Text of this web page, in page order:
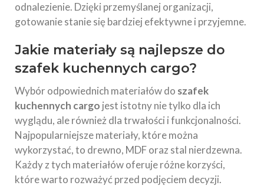
odnalezienie. Dzięki przemyślanej organizacji,
gotowanie stanie się bardziej efektywne i przyjemne.
Jakie materiały są najlepsze do
szafek kuchennych cargo?
Wybór odpowiednich materiałów do szafek
kuchennych cargo jest istotny nie tylko dla ich
wyglądu, ale również dla trwałości i funkcjonalności.
Najpopularniejsze materiały, które można
wykorzystać, to drewno, MDF oraz stal nierdzewna.
Każdy z tych materiałów oferuje różne korzyści,
które warto rozważyć przed podjęciem decyzji.